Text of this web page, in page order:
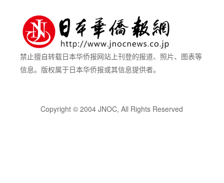
禁止擅自转载日本华侨报网站上刊登的报道、照片、图表等
信息。版权属于日本华侨报或其信息提供者。
Copyright © 2004 JNOC, All Rights Reserved